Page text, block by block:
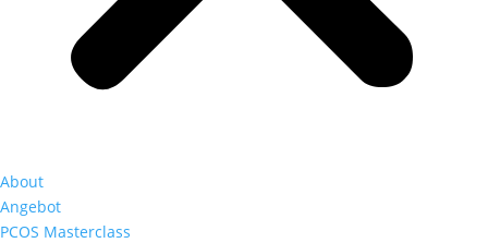
About
Angebot
PCOS Masterclass